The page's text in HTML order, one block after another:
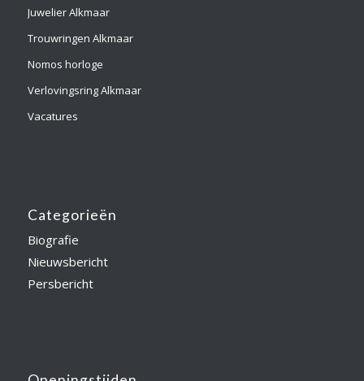
Juwelier Alkmaar
Trouwringen Alkmaar
Nomos horloge
Verlovingsring Alkmaar
Vacatures
Categorieën
Biografie
Nieuwsbericht
Persbericht